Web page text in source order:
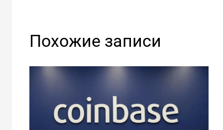
Похожие записи